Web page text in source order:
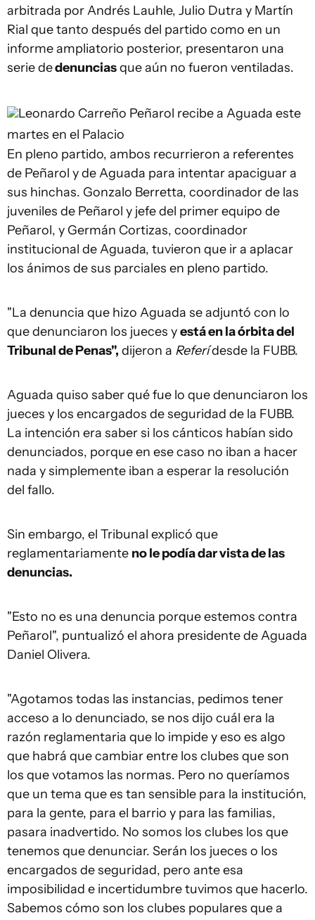
arbitrada por Andrés Lauhle, Julio Dutra y Martín
Rial que tanto después del partido como en un
informe ampliatorio posterior, presentaron una
serie dedenunciasque aún no fueron ventiladas.
Leonardo Carreño Peñarol recibe a Aguada este
martes en el Palacio
En pleno partido, ambos recurrieron a referentes
de Peñarol y de Aguada para intentar apaciguar a
sus hinchas. Gonzalo Berretta, coordinador de las
juveniles de Peñarol y jefe del primer equipo de
Peñarol, y Germán Cortizas, coordinador
institucional de Aguada, tuvieron que ir a aplacar
los ánimos de sus parciales en pleno partido.
"La denuncia que hizo Aguada se adjuntó con lo
que denunciaron los jueces yestá en la órbita del
Tribunal de Penas", dijeron a Referídesde la FUBB.
Aguada quiso saber qué fue lo que denunciaron los
jueces y los encargados de seguridad de la FUBB.
La intención era saber si los cánticos habían sido
denunciados, porque en ese caso no iban a hacer
nada y simplemente iban a esperar la resolución
del fallo.
Sin embargo, el Tribunal explicó que
reglamentariamente no le podía dar vista de las
denuncias.
"Esto no es una denuncia porque estemos contra
Peñarol", puntualizó el ahora presidente de Aguada
Daniel Olivera.
"Agotamos todas las instancias, pedimos tener
acceso a lo denunciado, se nos dijo cuál era la
razón reglamentaria que lo impide y eso es algo
que habrá que cambiar entre los clubes que son
los que votamos las normas. Pero no queríamos
que un tema que es tan sensible para la institución,
para la gente, para el barrio y para las familias,
pasara inadvertido. No somos los clubes los que
tenemos que denunciar. Serán los jueces o los
encargados de seguridad, pero ante esa
imposibilidad e incertidumbre tuvimos que hacerlo.
Sabemos cómo son los clubes populares que a